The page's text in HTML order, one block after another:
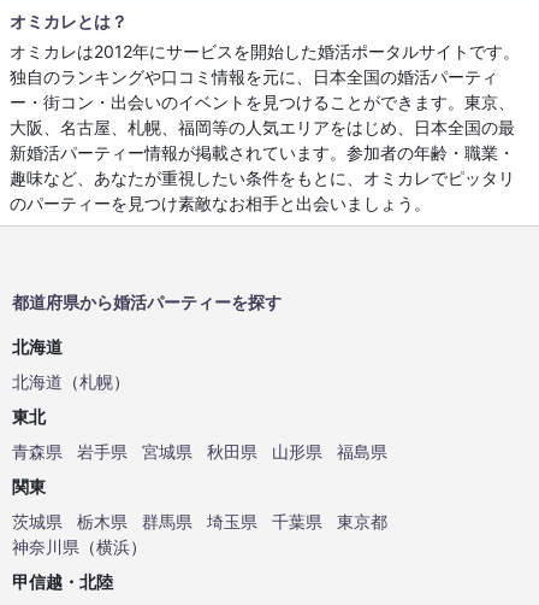
オミカレとは？
オミカレは2012年にサービスを開始した婚活ポータルサイトです。
独自のランキングや口コミ情報を元に、日本全国の婚活パーティ
ー・街コン・出会いのイベントを見つけることができます。東京、
大阪、名古屋、札幌、福岡等の人気エリアをはじめ、日本全国の最
新婚活パーティー情報が掲載されています。参加者の年齢・職業・
趣味など、あなたが重視したい条件をもとに、オミカレでピッタリ
のパーティーを見つけ素敵なお相手と出会いましょう。
都道府県から婚活パーティーを探す
北海道
北海道 （札幌）
東北
青森県
岩手県 宮城県 秋田県 山形県
福島県
関東
茨城県
栃木県 群馬県 埼玉県 千葉県
東京都
神奈川県 （横浜）
甲信越・北陸